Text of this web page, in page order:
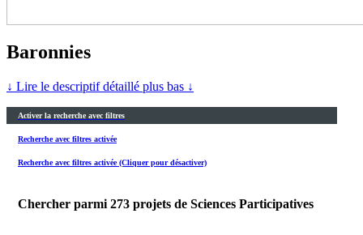
Baronnies
↓ Lire le descriptif détaillé plus bas ↓
Activer la recherche avec filtres
Recherche avec filtres activée
Recherche avec filtres activée (Cliquer pour désactiver)
Chercher parmi 273 projets de Sciences Participatives